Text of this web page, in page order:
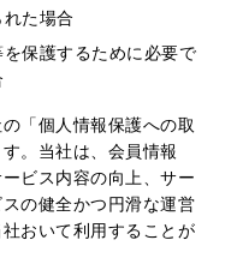
た場合
保護するために必要で
「個人情報保護への取
。当社は、会員情報
ビス内容の向上、サー
の健全かつ円滑な運営
おいて利用することが